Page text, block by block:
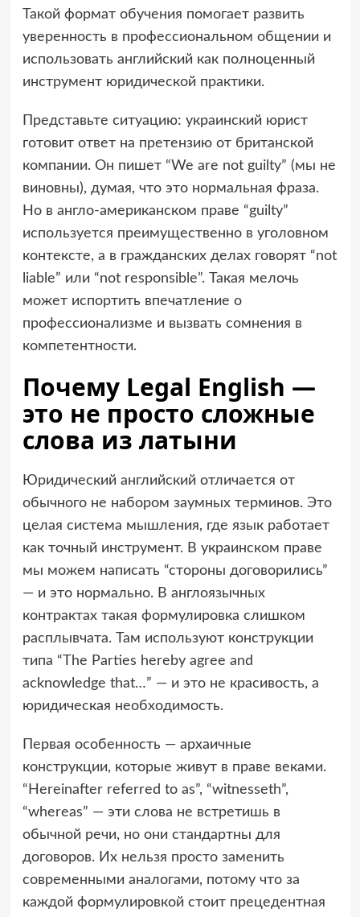
Такой формат обучения помогает развить
уверенность в профессиональном общении и
использовать английский как полноценный
инструмент юридической практики.
Представьте ситуацию: украинский юрист
готовит ответ на претензию от британской
компании. Он пишет “We are not guilty” (мы не
виновны), думая, что это нормальная фраза.
Но в англо-американском праве “guilty”
используется преимущественно в уголовном
контексте, а в гражданских делах говорят “not
liable” или “not responsible”. Такая мелочь
может испортить впечатление о
профессионализме и вызвать сомнения в
компетентности.
Почему Legal English —
это не просто сложные
слова из латыни
Юридический английский отличается от
обычного не набором заумных терминов. Это
целая система мышления, где язык работает
как точный инструмент. В украинском праве
мы можем написать “стороны договорились”
— и это нормально. В англоязычных
контрактах такая формулировка слишком
расплывчата. Там используют конструкции
типа “The Parties hereby agree and
acknowledge that…” — и это не красивость, а
юридическая необходимость.
Первая особенность — архаичные
конструкции, которые живут в праве веками.
“Hereinafter referred to as”, “witnesseth”,
“whereas” — эти слова не встретишь в
обычной речи, но они стандартны для
договоров. Их нельзя просто заменить
современными аналогами, потому что за
каждой формулировкой стоит прецедентная